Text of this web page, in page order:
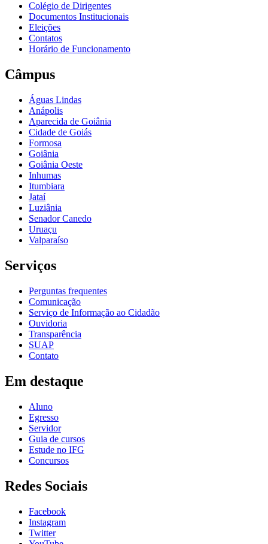
Colégio de Dirigentes
Documentos Institucionais
Eleições
Contatos
Horário de Funcionamento
Câmpus
Águas Lindas
Anápolis
Aparecida de Goiânia
Cidade de Goiás
Formosa
Goiânia
Goiânia Oeste
Inhumas
Itumbiara
Jataí
Luziânia
Senador Canedo
Uruaçu
Valparaíso
Serviços
Perguntas frequentes
Comunicação
Serviço de Informação ao Cidadão
Ouvidoria
Transparência
SUAP
Contato
Em destaque
Aluno
Egresso
Servidor
Guia de cursos
Estude no IFG
Concursos
Redes Sociais
Facebook
Instagram
Twitter